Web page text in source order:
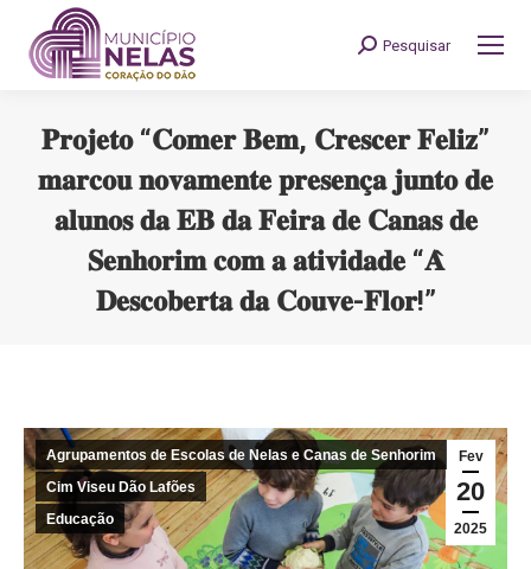
Search:
Pesquisar
𝐏𝐫𝐨𝐣𝐞𝐭𝐨 “𝐂𝐨𝐦𝐞𝐫 𝐁𝐞𝐦, 𝐂𝐫𝐞𝐬𝐜𝐞𝐫 𝐅𝐞𝐥𝐢𝐳”
𝐦𝐚𝐫𝐜𝐨𝐮 𝐧𝐨𝐯𝐚𝐦𝐞𝐧𝐭𝐞 𝐩𝐫𝐞𝐬𝐞𝐧𝐜̧𝐚 𝐣𝐮𝐧𝐭𝐨 𝐝𝐞
𝐚𝐥𝐮𝐧𝐨𝐬 𝐝𝐚 𝐄𝐁 𝐝𝐚 𝐅𝐞𝐢𝐫𝐚 𝐝𝐞 𝐂𝐚𝐧𝐚𝐬 𝐝𝐞
𝐒𝐞𝐧𝐡𝐨𝐫𝐢𝐦 𝐜𝐨𝐦 𝐚 𝐚𝐭𝐢𝐯𝐢𝐝𝐚𝐝𝐞 “𝐀̀
𝐃𝐞𝐬𝐜𝐨𝐛𝐞𝐫𝐭𝐚 𝐝𝐚 𝐂𝐨𝐮𝐯𝐞-𝐅𝐥𝐨𝐫!”
Fev
20
2025
Agrupamentos de Escolas de Nelas e Canas de Senhorim
Cim Viseu Dão Lafões
Educação